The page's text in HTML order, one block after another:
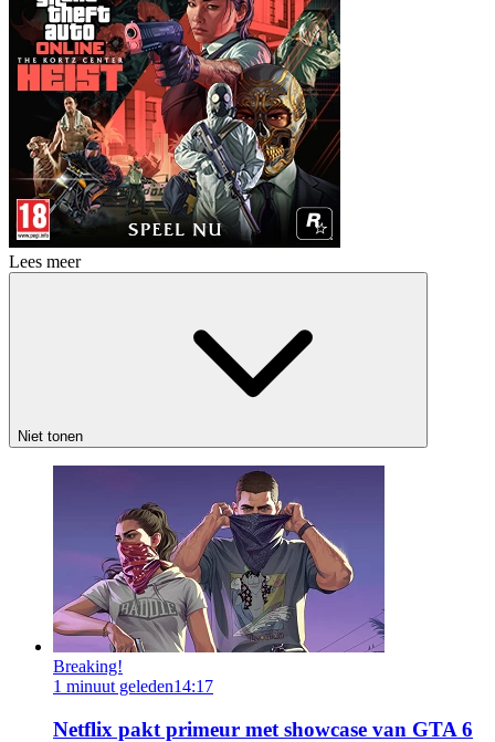
Lees meer
Niet tonen
Breaking!
1 minuut geleden14:17
Netflix pakt primeur met showcase van GTA 6